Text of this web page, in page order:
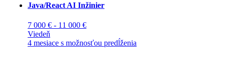
Java/React AI Inžinier
7 000 € - 11 000 €
Viedeň
4 mesiace s možnosťou predĺženia